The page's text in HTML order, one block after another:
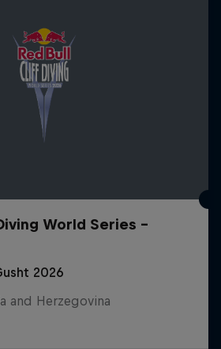
World Series -
2026
and Herzegovina